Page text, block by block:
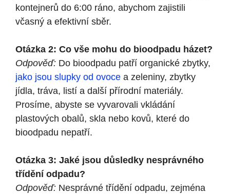
kontejnerů do 6:00 ráno, abychom zajistili
včasný a efektivní sběr.
Otázka 2: Co vše mohu do bioodpadu házet?
Odpověď: Do bioodpadu patří organické zbytky,
jako jsou slupky od ovoce a zeleniny, zbytky
jídla, tráva, listí a další přírodní materiály.
Prosíme, abyste se vyvarovali vkládání
plastových obalů, skla nebo kovů, které do
bioodpadu nepatří.
Otázka 3: Jaké jsou důsledky nesprávného
třídění odpadu?
Odpověď: Nesprávné třídění odpadu, zejména